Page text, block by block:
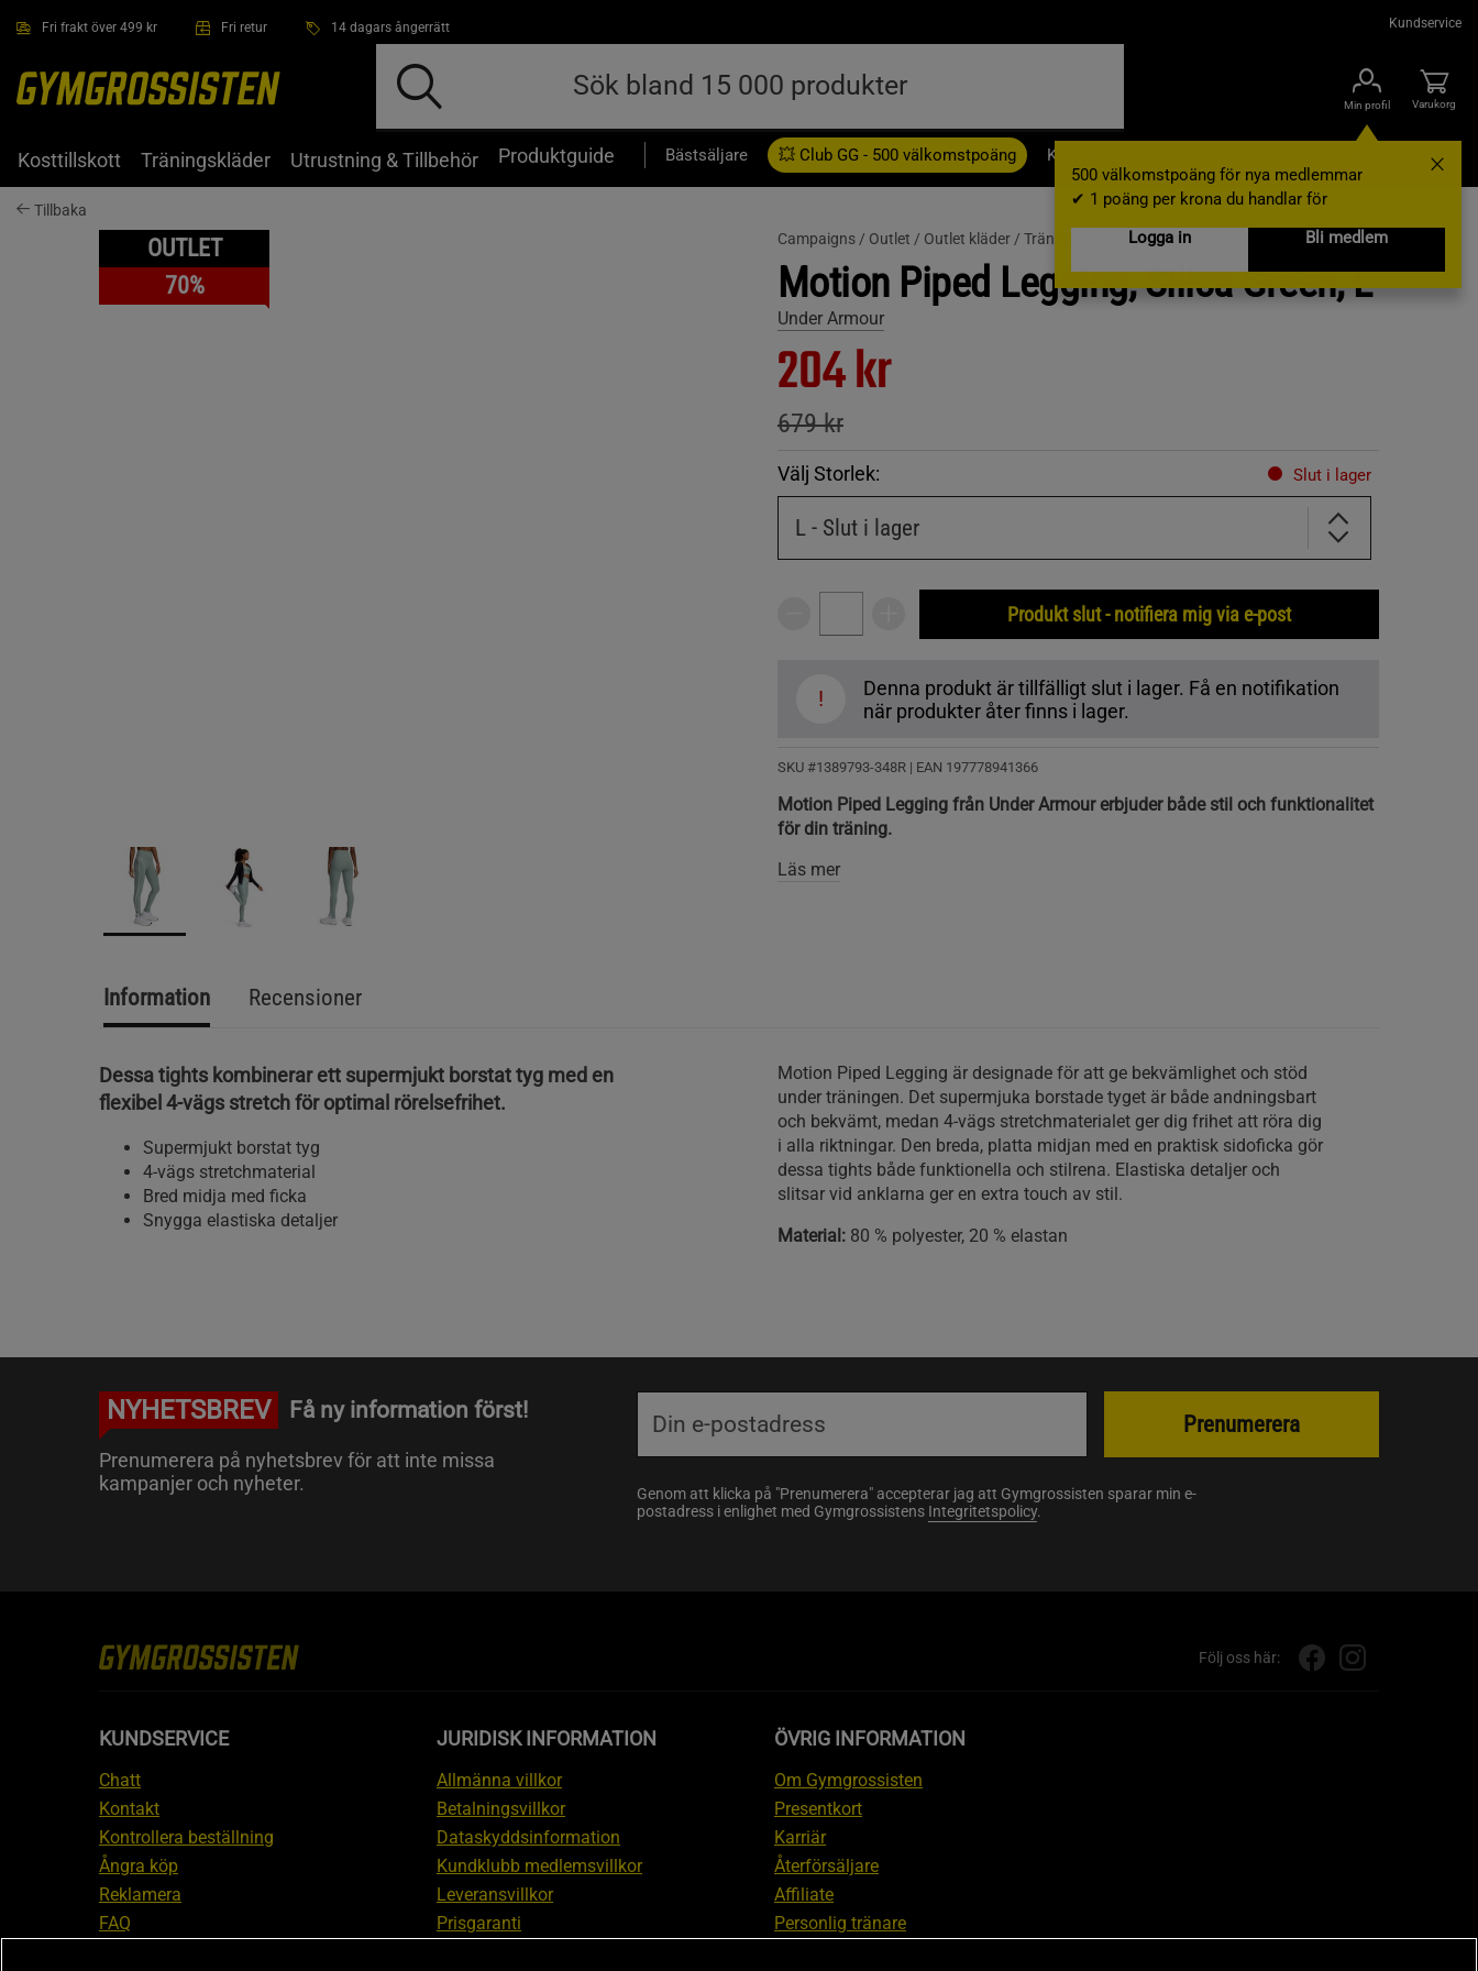
Fri frakt över 499 kr Fri retur 14 dagars ångerrätt Kundservice
Min profil
500 välkomstpoäng för nya medlemmar
✔ 1 poäng per krona du handlar för
Logga in
Bli medlem
Varukorg
Kosttillskott Träningskläder Utrustning & Tillbehör Produktguide Bästsäljare 💥 Club GG - 500 välkomstpoäng Kampanjer
Tillbaka
OUTLET
70%
Campaigns / Outlet / Outlet kläder / Träningskläder Dam
Motion Piped Legging, Silica Green, L
Under Armour
204 kr
679 kr
Välj Storlek: Slut i lager
L - Slut i lager
Produkt slut - notifiera mig via e-post
!
Denna produkt är tillfälligt slut i lager. Få en notifikation
när produkter åter finns i lager.
SKU #1389793-348R | EAN 197778941366
Motion Piped Legging från Under Armour erbjuder både stil och funktionalitet
för din träning.
Läs mer
Information Recensioner
Dessa tights kombinerar ett supermjukt borstat tyg med en
flexibel 4-vägs stretch för optimal rörelsefrihet.
Supermjukt borstat tyg
4-vägs stretchmaterial
Bred midja med ficka
Snygga elastiska detaljer
Motion Piped Legging är designade för att ge bekvämlighet och stöd
under träningen. Det supermjuka borstade tyget är både andningsbart
och bekvämt, medan 4-vägs stretchmaterialet ger dig frihet att röra dig
i alla riktningar. Den breda, platta midjan med en praktisk sidoficka gör
dessa tights både funktionella och stilrena. Elastiska detaljer och
slitsar vid anklarna ger en extra touch av stil.
Material:80 % polyester, 20 % elastan
NYHETSBREV Få ny information först!
Prenumerera på nyhetsbrev för att inte missa
kampanjer och nyheter.
Genom att klicka på "Prenumerera" accepterar jag att Gymgrossisten sparar min e-
postadress i enlighet med Gymgrossistens Integritetspolicy.
Prenumerera
Följ oss här:
KUNDSERVICE
Chatt
Kontakt
Kontrollera beställning
Ångra köp
Reklamera
FAQ
JURIDISK INFORMATION
Allmänna villkor
Betalningsvillkor
Dataskyddsinformation
Kundklubb medlemsvillkor
Leveransvillkor
Prisgaranti
ÖVRIG INFORMATION
Om Gymgrossisten
Presentkort
Karriär
Återförsäljare
Affiliate
Personlig tränare